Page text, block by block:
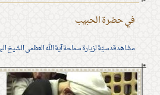
في حضرة الحبيب
مشاهد قدسيّة لزيارة سماحة آية الله العظمى الشيخ